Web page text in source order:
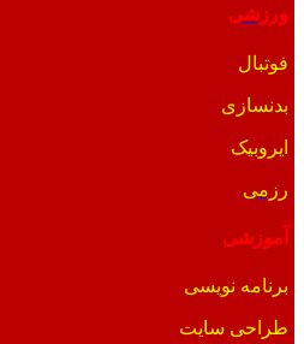
ورزشی
فوتبال
بدنسازی
ایروبیک
رزمی
آموزشی
برنامه نویسی
طراحی سایت